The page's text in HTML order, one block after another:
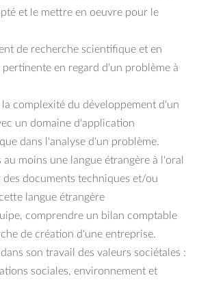
et le mettre en oeuvre pour le
de recherche scientifique et en
en regard d'un problème à
complexité du développement d'un
un domaine d'application
dans l'analyse d'un problème.
moins une langue étrangère à l'oral
documents techniques et/ou
langue étrangère
comprendre un bilan comptable
de création d'une entreprise.
son travail des valeurs sociétales :
sociales, environnement et